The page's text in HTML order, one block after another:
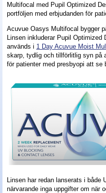
Kontaktlinstyper
Optiker
Synfel
Tillverkare - linser
Linstillbehör
Nyheter - linser
Multifocal med Pupil Optimized
portföljen med erbjudanden för
Acuvue Oasys Multifocal bygger
Linsen inkluderar Pupil
används i 1 Day Acuvue Moist
skarp, tydlig och tillförlitlig syn på
för patienter med presbyopi att se
Linsen har redan lanserats i
närvarande inga uppgifter om när